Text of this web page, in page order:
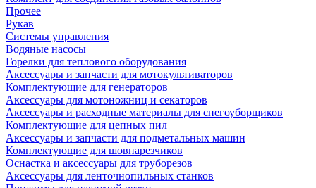
Прочее
Рукав
Системы управления
Водяные насосы
Горелки для теплового оборудования
Аксессуары и запчасти для мотокультиваторов
Комплектующие для генераторов
Аксессуары для мотоножниц и секаторов
Аксессуары и расходные материалы для снегоуборщиков
Комплектующие для цепных пил
Аксессуары и запчасти для подметальных машин
Комплектующие для шовнарезчиков
Оснастка и аксессуары для труборезов
Аксессуары для ленточнопильных станков